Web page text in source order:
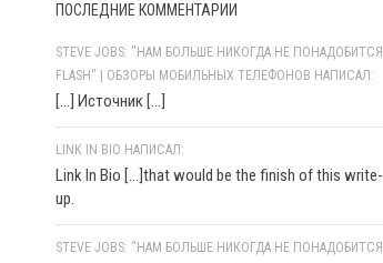
ПОСЛЕДНИЕ КОММЕНТАРИИ
STEVE JOBS: "НАМ БОЛЬШЕ НИКОГДА НЕ ПОНАДОБИТСЯ
FLASH" | ОБЗОРЫ МОБИЛЬНЫХ ТЕЛЕФОНОВ НАПИСАЛ:
[…] Источник […]
LINK IN BIO НАПИСАЛ:
Link In Bio [...]that would be the finish of this write-
up.
STEVE JOBS: “НАМ БОЛЬШЕ НИКОГДА НЕ ПОНАДОБИТСЯ